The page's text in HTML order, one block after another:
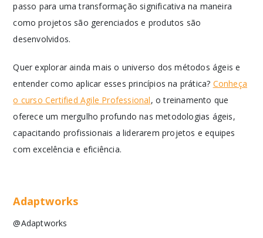
passo para uma transformação significativa na maneira
como projetos são gerenciados e produtos são
desenvolvidos.
Quer explorar ainda mais o universo dos métodos ágeis e
entender como aplicar esses princípios na prática? Conheça
o curso Certified Agile Professional, o treinamento que
oferece um mergulho profundo nas metodologias ágeis,
capacitando profissionais a liderarem projetos e equipes
com excelência e eficiência.
Adaptworks
@Adaptworks